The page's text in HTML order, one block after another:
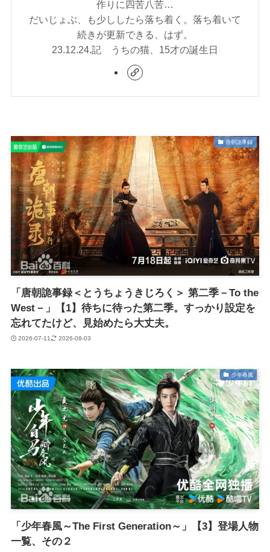
作りに四苦八苦…
だいじょぶ、も少ししたら落ち着く。落ち着いて
続きが更新できる、はず。
23.12.24.記 うちの猫、15才の誕生日
唐朝詭事録
「唐朝詭事録＜とうちょうきじろく＞ 第二季－To the
West－」【1】待ちに待った第二季。すっかり設定を
忘れてたけど、見始めたら大丈夫。
2026-07-11 2026-08-03
少年春風
「少年春風～The First Generation～」【3】登場人物
一覧、その２